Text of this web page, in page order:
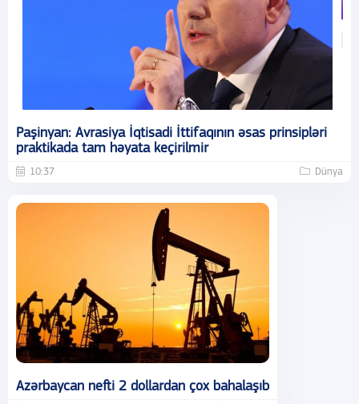
Paşinyan: Avrasiya İqtisadi İttifaqının əsas prinsipləri
praktikada tam həyata keçirilmir
10:37 Dünya
Azərbaycan nefti 2 dollardan çox bahalaşıb